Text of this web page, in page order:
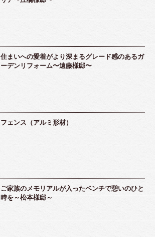
住まいへの愛着がより深まるグレード感のあるガ
ーデンリフォーム〜遠藤様邸〜
フェンス（アルミ形材）
ご家族のメモリアルが入ったベンチで憩いのひと
時を～松本様邸～